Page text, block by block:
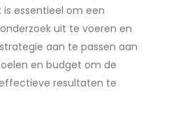
is essentieel om een
uit te voeren en
aan te passen aan
en budget om de
resultaten te